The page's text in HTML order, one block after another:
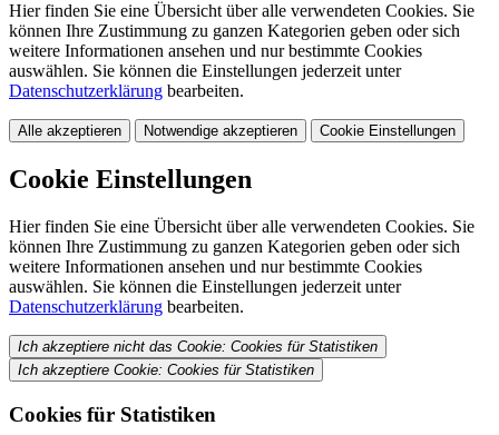
Hier finden Sie eine Übersicht über alle verwendeten Cookies. Sie
können Ihre Zustimmung zu ganzen Kategorien geben oder sich
weitere Informationen ansehen und nur bestimmte Cookies
auswählen. Sie können die Einstellungen jederzeit unter
Datenschutzerklärung bearbeiten.
Alle akzeptieren Notwendige akzeptieren Cookie Einstellungen
Cookie Einstellungen
Hier finden Sie eine Übersicht über alle verwendeten Cookies. Sie
können Ihre Zustimmung zu ganzen Kategorien geben oder sich
weitere Informationen ansehen und nur bestimmte Cookies
auswählen. Sie können die Einstellungen jederzeit unter
Datenschutzerklärung bearbeiten.
Ich akzeptiere nicht das Cookie: Cookies für Statistiken
Ich akzeptiere Cookie: Cookies für Statistiken
Cookies für Statistiken